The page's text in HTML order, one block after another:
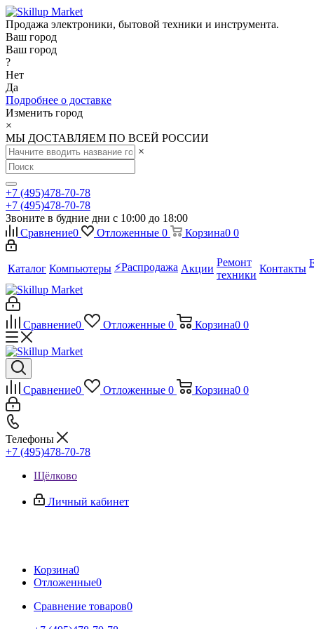
Продажа электроники, бытовой техники и инструмента.
Ваш город
Ваш город
?
Нет
Да
Подробнее о доставке
Изменить город
×
МЫ ДОСТАВЛЯЕМ ПО ВСЕЙ РОССИИ
×
+7 (495)478-70-78
+7 (495)478-70-78
Звоните в будние дни с 10:00 до 18:00
Сравнение0 Отложенные 0 Корзина0 0
Каталог Компьютеры ⚡️Распродажа Акции
Ремонт
техники
Контакты
Сравнение0 Отложенные 0 Корзина0 0
Сравнение0 Отложенные 0 Корзина0 0
Телефоны
+7 (495)478-70-78
Щёлково
Личный кабинет
Корзина0
Отложенные0
Сравнение товаров0